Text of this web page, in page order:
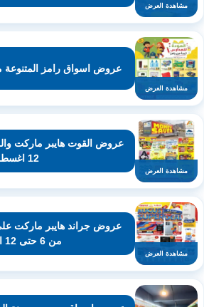
مشاهدة العرض
مشاهدة العرض
عروض اسواق رامز المتنوعة من 5 حتى 12
مشاهدة العرض
12 اغسطس
مشاهدة العرض
عروض جراند هايبر ماركت على
من 6 حتى 12 اغسطس